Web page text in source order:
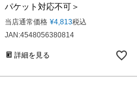
パケット対応不可＞
当店通常価格 ¥4,813税込
JAN:4548056380814
詳細を見る